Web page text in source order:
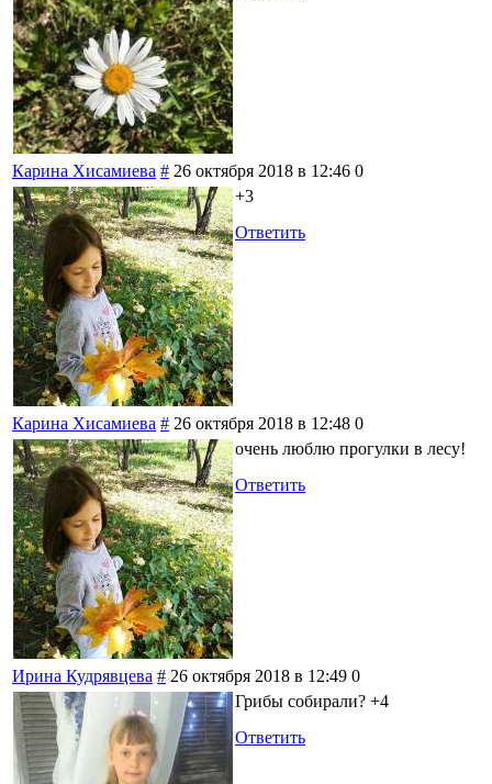
Карина Хисамиева # 26 октября 2018 в 12:46 0
+3
Ответить
Карина Хисамиева # 26 октября 2018 в 12:48 0
очень люблю прогулки в лесу!
Ответить
Ирина Кудрявцева # 26 октября 2018 в 12:49 0
Грибы собирали? +4
Ответить